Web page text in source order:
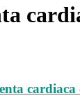
cardiaca